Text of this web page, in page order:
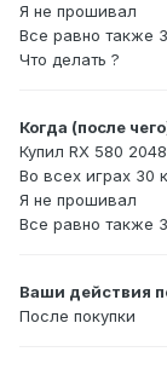
Я не прошивал
Все равно также
Что делать ?
Когда (после
Купил RX 580
Во всех играх 30
Я не прошивал
Все равно также
Ваши действия
После покупки